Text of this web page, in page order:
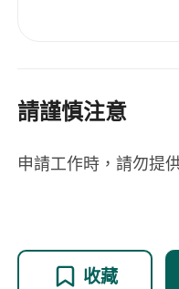
請謹慎注意
申請工作時，請勿提
收藏